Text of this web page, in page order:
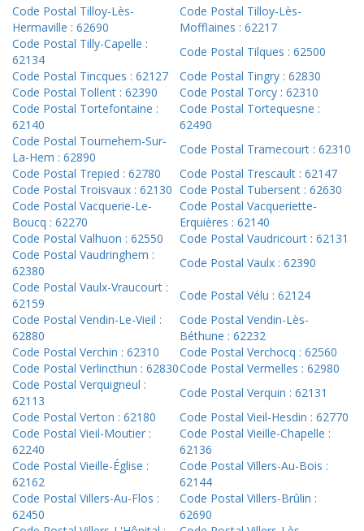
Code Postal Tilloy-Lès-
Hermaville : 62690
Code Postal Tilloy-Lès-
Mofflaines : 62217
Code Postal Tilly-Capelle :
62134
Code Postal Tilques : 62500
Code Postal Tincques : 62127
Code Postal Tingry : 62830
Code Postal Tollent : 62390
Code Postal Torcy : 62310
Code Postal Tortefontaine :
62140
Code Postal Tortequesne :
62490
Code Postal Tournehem-Sur-
La-Hem : 62890
Code Postal Tramecourt : 62310
Code Postal Trepied : 62780
Code Postal Trescault : 62147
Code Postal Troisvaux : 62130 Code Postal Tubersent : 62630
Code Postal Vacquerie-Le-
Boucq : 62270
Code Postal Vacqueriette-
Erquières : 62140
Code Postal Valhuon : 62550
Code Postal Vaudricourt : 62131
Code Postal Vaudringhem :
62380
Code Postal Vaulx : 62390
Code Postal Vaulx-Vraucourt :
62159
Code Postal Vélu : 62124
Code Postal Vendin-Le-Vieil :
62880
Code Postal Vendin-Lès-
Béthune : 62232
Code Postal Verchin : 62310
Code Postal Verchocq : 62560
Code Postal Verlincthun : 62830Code Postal Vermelles : 62980
Code Postal Verquigneul :
62113
Code Postal Verquin : 62131
Code Postal Verton : 62180
Code Postal Vieil-Hesdin : 62770
Code Postal Vieil-Moutier :
62240
Code Postal Vieille-Chapelle :
62136
Code Postal Vieille-Église :
62162
Code Postal Villers-Au-Bois :
62144
Code Postal Villers-Au-Flos :
62450
Code Postal Villers-Brûlin :
62690